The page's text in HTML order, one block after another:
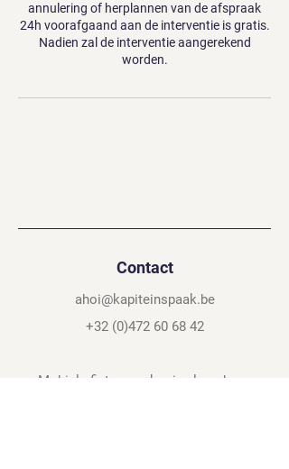
annulering of herplannen van de afspraak
24h voorafgaand aan de interventie is gratis.
Nadien zal de interventie aangerekend
worden.
Contact
ahoi@kapiteinspaak.be
+32 (0)472 60 68 42
Mobiele fietsenmaker in vlaanderen